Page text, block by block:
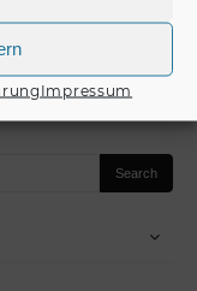
Impressum
kaufen